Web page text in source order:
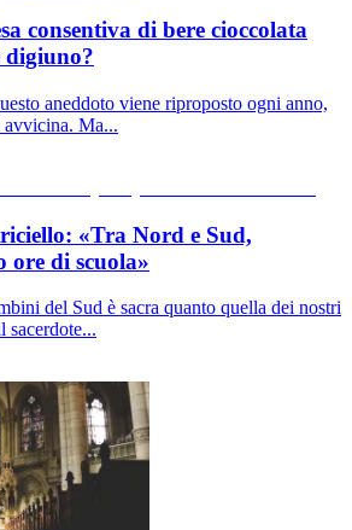
consentiva di bere cioccolata
digiuno?
aneddoto viene riproposto ogni anno,
avvicina. Ma...
«Tra Nord e Sud,
ore di scuola»
del Sud è sacra quanto quella dei nostri
sacerdote...